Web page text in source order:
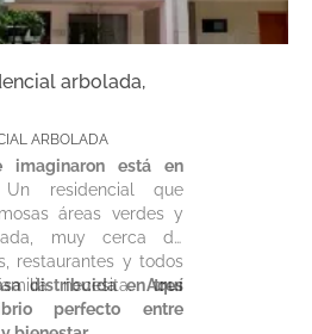
arbolada,
ARBOLADA
imaginaron está en
residencial que
áreas verdes y
muy cerca de
restaurantes y todos
necesita.Aquí
perfecto entre
distribuida en tres